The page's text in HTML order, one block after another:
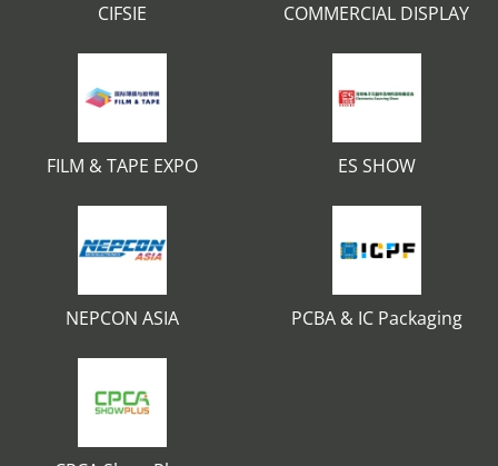
CIFSIE COMMERCIAL DISPLAY
FILM & TAPE EXPO ES SHOW
NEPCON ASIA PCBA & IC Packaging